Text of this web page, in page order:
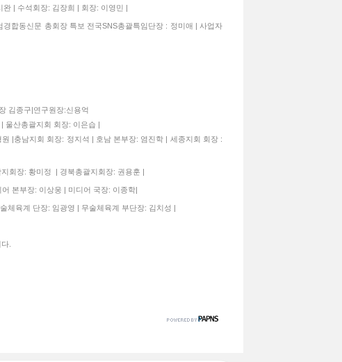
| 수석회장: 김장희 | 회장: 이영민 |
합동신문 총회장 특보 전국SNS총괄특임단장 : 정미애 | 사업자
김종구|연구원장:신용억
산총괄지회 회장: 이은습 |
|충남지회 회장: 정지석 | 호남 본부장: 염진학 | 세종지회 회장 :
회장: 황미정 | 경북총괄지회장: 권용훈 |
본부장: 이상웅 | 미디어 국장: 이종학|
육계 단장: 임광영 | 무술체육계 부단장: 김치성 |
.